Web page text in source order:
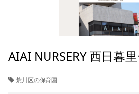
AIAI NURSERY 西日暮
荒川区の保育園